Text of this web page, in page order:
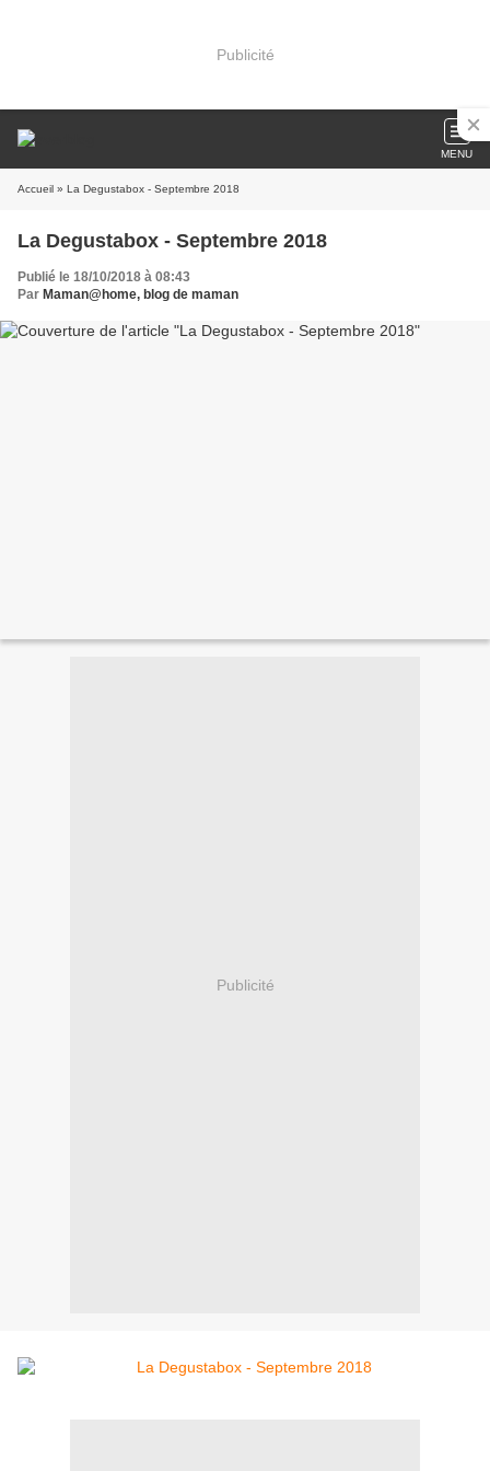
Publicité
MENU
Accueil » La Degustabox - Septembre 2018
La Degustabox - Septembre 2018
Publié le 18/10/2018 à 08:43
Par Maman@home, blog de maman
Publicité